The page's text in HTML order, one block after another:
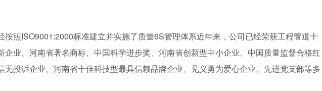
按照ISO9001:2000标准建立并实施了质量6S管理体系近年来，公司已经荣获工程管道十
企业、河南省著名商标、中国科学进步奖、河南省创新型中小企业、中国质量监督合格红
无投诉企业、河南省十佳科技型最具信赖品牌企业、见义勇为爱心企业、先进党支部等多